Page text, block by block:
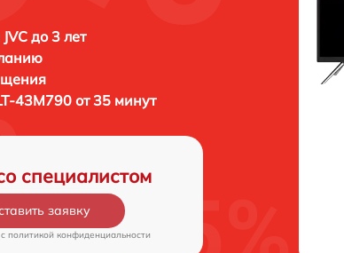
до 3 лет
43M790 от 35 минут
специалистом
заявку
политикой конфиденциальности